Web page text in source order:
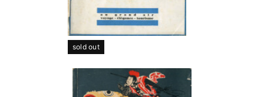
sold out